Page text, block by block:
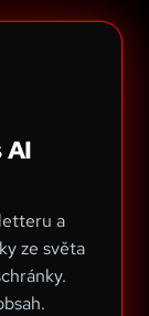
AI
a
ze světa